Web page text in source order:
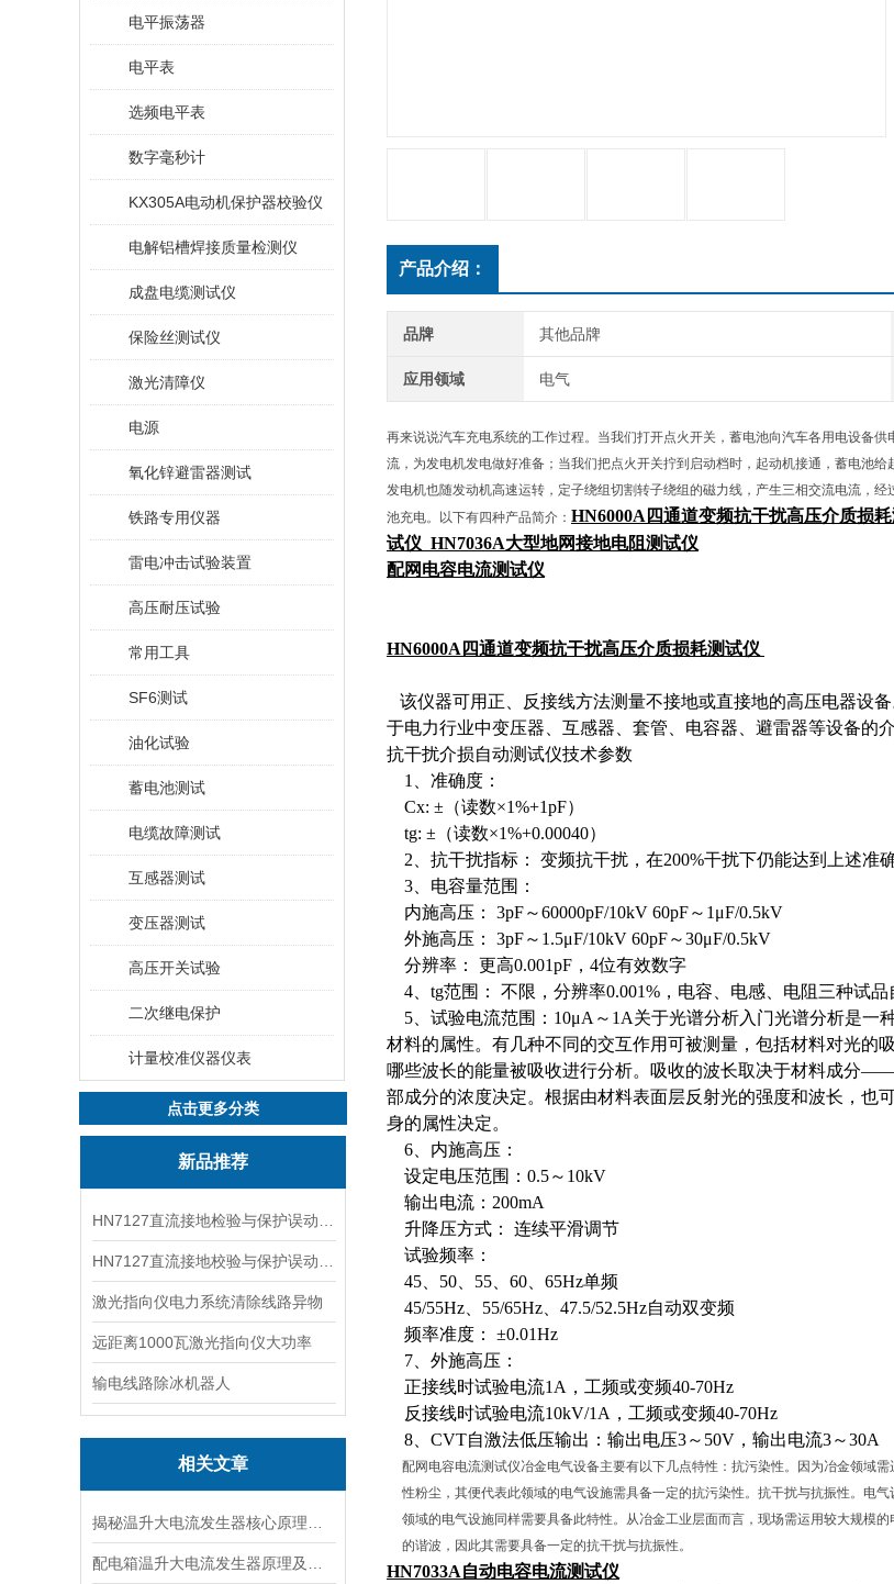
电平振荡器
电平表
选频电平表
数字毫秒计
KX305A电动机保护器校验仪
电解铝槽焊接质量检测仪
成盘电缆测试仪
保险丝测试仪
激光清障仪
电源
氧化锌避雷器测试
铁路专用仪器
雷电冲击试验装置
高压耐压试验
常用工具
SF6测试
油化试验
蓄电池测试
电缆故障测试
互感器测试
变压器测试
高压开关试验
二次继电保护
计量校准仪器仪表
点击更多分类
新品推荐
激光指向仪电力系统清除线路异物
远距离1000瓦激光指向仪大功率
输电线路除冰机器人
相关文章
产品介绍：
品牌 其他品牌
应用领域 电气
再来说说汽车充电系统的工作过程。当我们打开点火开关，蓄电池向汽车各用电设备
流，为发电机发电做好准备；当我们把点火开关拧到启动档时，起动机接通，蓄电池
发电机也随发动机高速运转，定子绕组切割转子绕组的磁力线，产生三相交流电流，
池充电。以下有四种产品简介： HN6000A 四通道变频抗干扰高压介质损
试仪 HN7036A大型地网接地电阻测试仪
配网电容电流测试仪
HN6000A 四通道变频抗干扰高压介质损耗测试仪
该仪器可用正、反接线方法测量不接地或直接地的高压电器设
于电力行业中变压器、互感器、套管、电容器、避雷器等设备的
抗干扰介损自动测试仪技术参数
1、准确度：
Cx: ±（读数×1%+1pF）
tg: ±（读数×1%+0.00040）
2、抗干扰指标： 变频抗干扰，在200%干扰下仍能达到上述准
3、电容量范围：
内施高压： 3pF～60000pF/10kV 60pF～1μF/0.5kV
外施高压： 3pF～1.5μF/10kV 60pF～30μF/0.5kV
分辨率： 更高0.001pF，4位有效数字
4、tg范围： 不限，分辨率0.001%，电容、电感、电阻三种试品
5、试验电流范围：10μA～1A关于光谱分析入门光谱分析是一
材料的属性。有几种不同的交互作用可被测量，包括材料对光的
哪些波长的能量被吸收进行分析。吸收的波长取决于材料成分
部成分的浓度决定。根据由材料表面层反射光的强度和波长，也
身的属性决定。
6、内施高压：
设定电压范围：0.5～10kV
输出电流：200mA
升降压方式： 连续平滑调节
试验频率：
45、50、55、60、65Hz单频
45/55Hz、55/65Hz、47.5/52.5Hz自动双变频
频率准度： ±0.01Hz
7、外施高压：
正接线时试验电流1A，工频或变频40-70Hz
反接线时试验电流10kV/1A，工频或变频40-70Hz
8、CVT自激法低压输出：输出电压3～50V，输出电流3～30A
配网电容电流测试仪冶金电气设备主要有以下几点特性：抗污染性。因为冶金领域
性粉尘，其便代表此领域的电气设施需具备一定的抗污染性。抗干扰与抗振性。电
领域的电气设施同样需要具备此特性。从冶金工业层面而言，现场需运用较大规模
的谐波，因此其需要具备一定的抗干扰与抗振性。
HN7033A自动电容电流测试仪